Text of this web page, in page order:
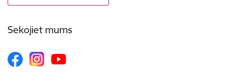
Sekojiet mums